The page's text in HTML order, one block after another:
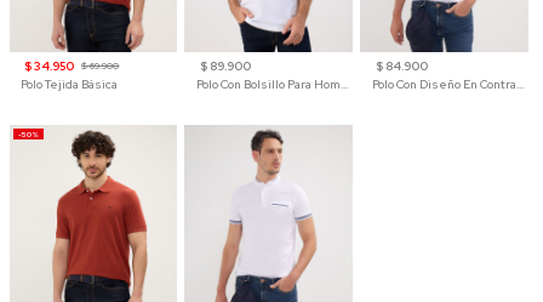
$ 34.950 $ 69.900
Polo Tejida Básica
$ 89.900
Polo Con Bolsillo Para Hombre
$ 84.900
Polo Con Diseño En Contraste
-50%